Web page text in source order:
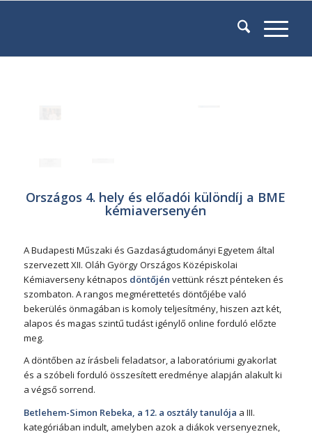
Országos 4. hely és előadói különdíj a BME
kémiaversenyén
A Budapesti Műszaki és Gazdaságtudományi Egyetem által
szervezett XII. Oláh György Országos Középiskolai
Kémiaverseny kétnapos döntőjén vettünk részt pénteken és
szombaton. A rangos megmérettetés döntőjébe való
bekerülés önmagában is komoly teljesítmény, hiszen azt két,
alapos és magas szintű tudást igénylő online forduló előzte
meg.
A döntőben az írásbeli feladatsor, a laboratóriumi gyakorlat
és a szóbeli forduló összesített eredménye alapján alakult ki
a végső sorrend.
Betlehem-Simon Rebeka, a 12. a osztály tanulója a III.
kategóriában indult, amelyben azok a diákok versenyeznek,